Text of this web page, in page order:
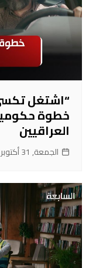
“اشتغل
خطوة
العراقيين
الجمعة, 31 أكتوبر 2025, 18:23